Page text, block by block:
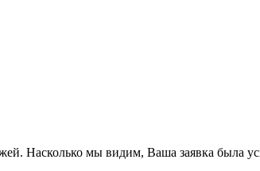
Насколько мы видим, Ваша заявка была